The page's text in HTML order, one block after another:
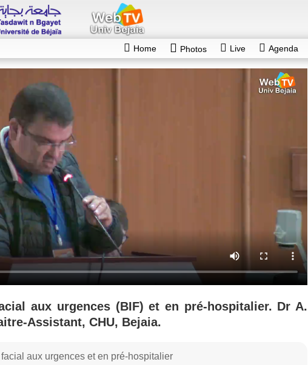
Home Photos Live Agenda
aux urgences (BIF) et en pré-hospitalier. Dr A.
Assistant, CHU, Bejaia.
aux urgences et en pré-hospitalier